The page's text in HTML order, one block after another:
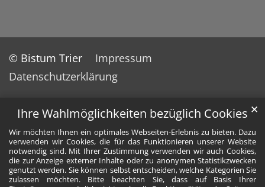
Ihre Wahlmöglichkeiten bezüglich Cookies
Wir möchten Ihnen ein optimales Webseiten-Erlebnis zu bieten. Dazu
verwenden wir Cookies, die für das Funktionieren unserer Website
notwendig sind. Mit Ihrer Zustimmung verwenden wir auch Cookies,
die zur Anzeige externer Inhalte oder zu anonymen Statistikzwecken
genutzt werden. Sie können selbst entscheiden, welche Kategorien Sie
zulassen möchten. Bitte beachten Sie, dass auf Basis Ihrer
✕
© Bistum Trier
Impressum
Datenschutzerklärung